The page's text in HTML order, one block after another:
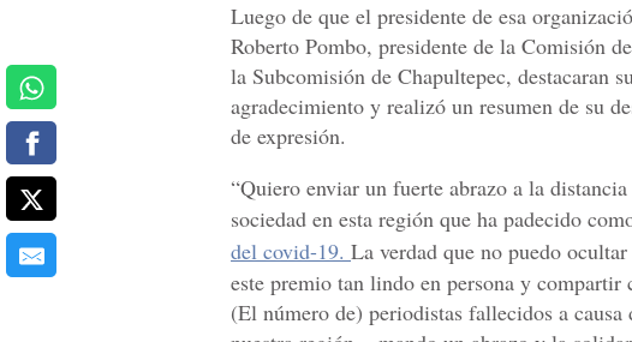
Luego de que el presidente de esa
Roberto Pombo, presidente de la Comisión
la Subcomisión de Chapultepec, destacaran
agradecimiento y realizó un resumen de su
de expresión.
“Quiero enviar un fuerte abrazo a la
sociedad en esta región que ha padecido
del covid-19. La verdad que no puedo
este premio tan lindo en persona y
(El número de) periodistas fallecidos a